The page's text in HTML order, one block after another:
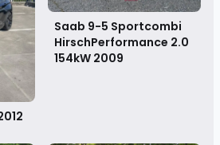
Saab 9-5 Sportcombi
HirschPerformance 2.0
154kW 2009